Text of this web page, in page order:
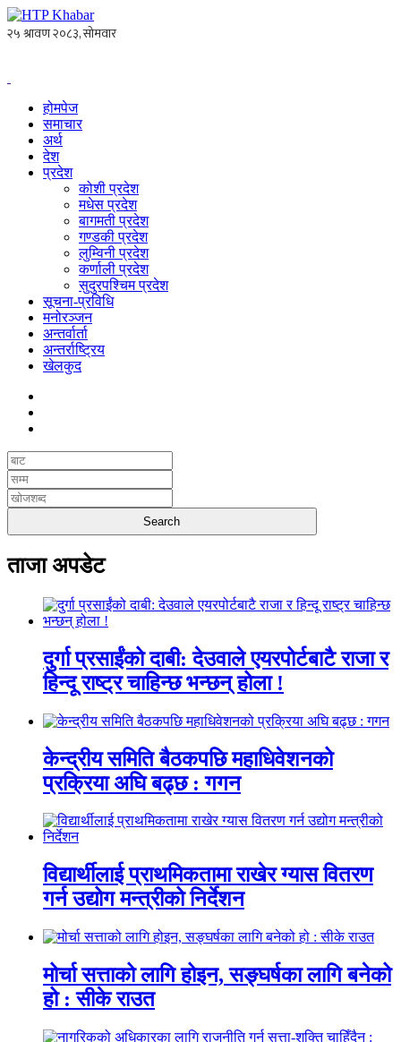
होमपेज
समाचार
अर्थ
देश
प्रदेश
कोशी प्रदेश
मधेस प्रदेश
बागमती प्रदेश
गण्डकी प्रदेश
लुम्विनी प्रदेश
कर्णाली प्रदेश
सुदुरपश्चिम प्रदेश
सूचना-प्रविधि
मनोरञ्जन
अन्तर्वार्ता
अन्तर्राष्ट्रिय
खेलकुद
ताजा अपडेट
दुर्गा प्रसाईंको दाबी: देउवाले एयरपोर्टबाटै राजा र
हिन्दू राष्ट्र चाहिन्छ भन्छन् होला !
केन्द्रीय समिति बैठकपछि महाधिवेशनको
प्रक्रिया अघि बढ्छ : गगन
विद्यार्थीलाई प्राथमिकतामा राखेर ग्यास वितरण
गर्न उद्योग मन्त्रीको निर्देशन
मोर्चा सत्ताको लागि होइन, सङ्घर्षका लागि बनेको
हो : सीके राउत